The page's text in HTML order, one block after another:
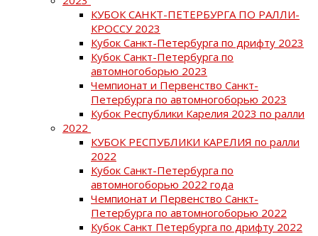
КУБОК САНКТ-ПЕТЕРБУРГА ПО РАЛЛИ-
КРОССУ 2023
Кубок Санкт-Петербурга по дрифту 2023
Кубок Санкт-Петербурга по
автомногоборью 2023
Чемпионат и Первенство Санкт-
Петербурга по автомногоборью 2023
Кубок Республики Карелия 2023 по ралли
2022
КУБОК РЕСПУБЛИКИ КАРЕЛИЯ по ралли
2022
Кубок Санкт-Петербурга по
автомногоборью 2022 года
Чемпионат и Первенство Санкт-
Петербурга по автомногоборью 2022
Кубок Санкт Петербурга по дрифту 2022